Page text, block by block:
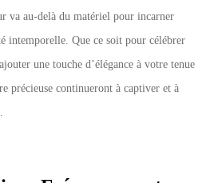
va au-delà du matériel pour incarner
intemporelle. Que ce soit pour célébrer
une touche d’élégance à votre tenue
précieuse continueront à captiver et à